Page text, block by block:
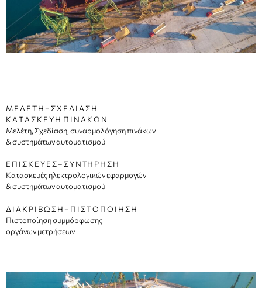
Μ Ε Λ Ε Τ Η – Σ Χ Ε Δ Ι Α Σ Η
Κ Α Τ Α Σ Κ Ε Υ Η Π Ι Ν Α Κ Ω Ν
Μελέτη, Σχεδίαση, συναρμολόγηση πινάκων
& συστημάτων αυτοματισμού
Ε Π Ι Σ Κ Ε Υ Ε Σ – Σ Υ Ν ΤΗ Ρ Η Σ Η
Κατασκευές ηλεκτρολογικών εφαρμογών
& συστημάτων αυτοματισμού
Δ Ι Α Κ Ρ Ι Β Ω Σ Η – Π Ι Σ Τ Ο Π Ο Ι Η Σ Η
Πιστοποίηση συμμόρφωσης
οργάνων μετρήσεων